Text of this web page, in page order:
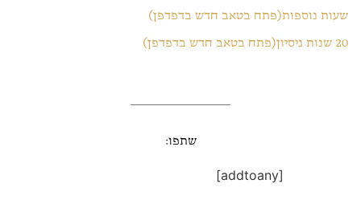
שעות נוספות(פתח בטאב חדש בדפדפן)
20 שנות ניסיון(פתח בטאב חדש בדפדפן)
שתפו:
[addtoany]